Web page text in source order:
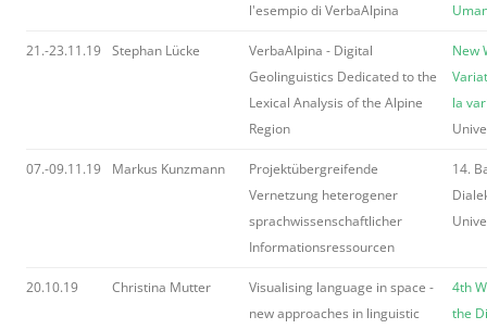
l'esempio di VerbaAlpina
21.-23.11.19 Stephan Lücke
VerbaAlpina - Digital
Geolinguistics Dedicated to the
Lexical Analysis of the Alpine
Region
New
la
07.-09.11.19 Markus Kunzmann
Projektübergreifende
Vernetzung heterogener
sprachwissenschaftlicher
Informationsressourcen
14.
20.10.19 Christina Mutter
Visualising language in space -
new approaches in linguistic
4th
the